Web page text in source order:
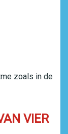
zoals in de
VIER